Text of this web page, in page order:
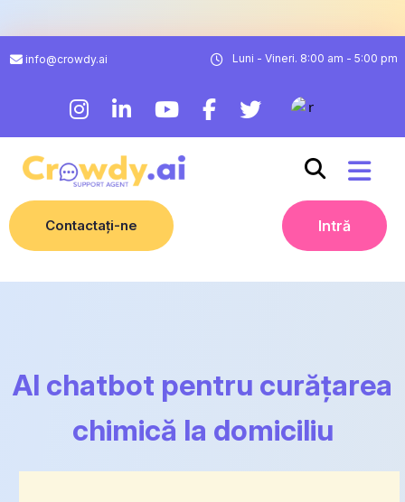
info@crowdy.ai Luni - Vineri. 8:00 am - 5:00 pm
Contactați-ne Intră
AI chatbot pentru curățarea
chimică la domiciliu